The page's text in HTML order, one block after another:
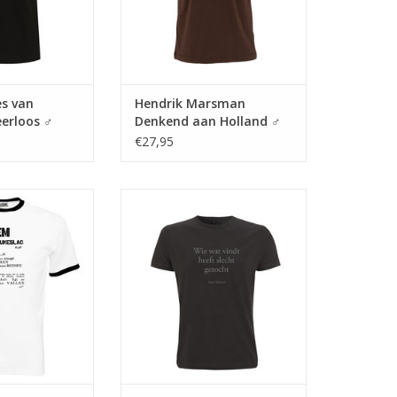
van
♂
Hendrik Marsman
Denkend aan Holland ♂
€27,95
Paukeslag van
uit de bundel
(1921)
WINKELWAGEN
Rutger Kopland dat eindigt met:
(...) het leven! dit is het leven! Dit
is
TOEVOEGEN AAN WINKELWAGEN